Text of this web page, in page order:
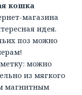
кошка
магазина
идея.
поз можно
можно
из мягкого
магнитным